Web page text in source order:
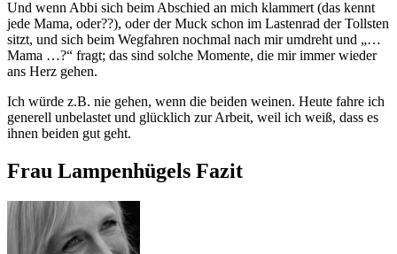
Und wenn Abbi sich beim Abschied an mich klammert (das kennt
jede Mama, oder??), oder der Muck schon im Lastenrad der Tollsten
sitzt, und sich beim Wegfahren nochmal nach mir umdreht und „…
Mama …?“ fragt; das sind solche Momente, die mir immer wieder
ans Herz gehen.
Ich würde z.B. nie gehen, wenn die beiden weinen. Heute fahre ich
generell unbelastet und glücklich zur Arbeit, weil ich weiß, dass es
ihnen beiden gut geht.
Frau Lampenhügels Fazit